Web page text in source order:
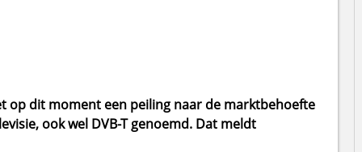
op dit moment een peiling naar de marktbehoefte
ook wel DVB-T genoemd. Dat meldt